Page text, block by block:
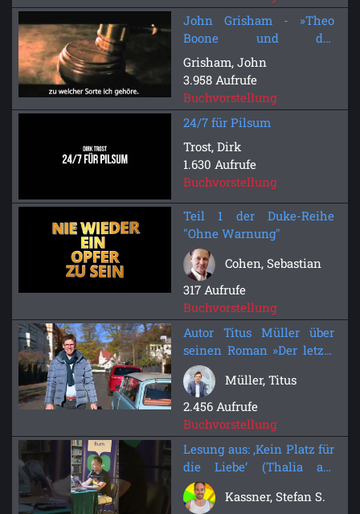
John Grisham - »Theo
Boone und der
unsichtbare Zeuge« -
Heyne fliegt
Grisham, John
3.958 Aufrufe
Buchvorstellung
24/7 für Pilsum
Trost, Dirk
1.630 Aufrufe
Buchvorstellung
Teil 1 der Duke-Reihe
"Ohne Warnung"
Cohen, Sebastian
317 Aufrufe
Buchvorstellung
Autor Titus Müller über
seinen Roman »Der letzte
Auftrag« (KGB-Villa)
Müller, Titus
2.456 Aufrufe
Buchvorstellung
Lesung aus: ‚Kein Platz für
die Liebe‘ (Thalia am
Paradeplatz, Mannheim)
Kassner, Stefan S.